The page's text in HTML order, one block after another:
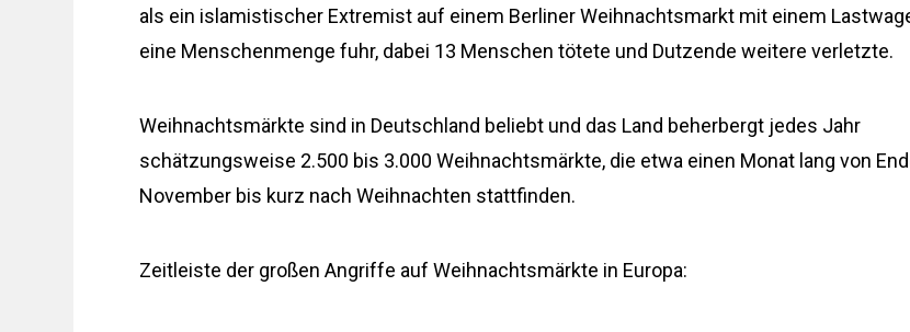
als ein islamistischer Extremist auf einem Berliner Weihnachtsmarkt mit einem
eine Menschenmenge fuhr, dabei 13 Menschen tötete und Dutzende weitere verletzte.
Weihnachtsmärkte sind in Deutschland beliebt und das Land beherbergt jedes Jahr
schätzungsweise 2.500 bis 3.000 Weihnachtsmärkte, die etwa einen Monat lang von
November bis kurz nach Weihnachten stattfinden.
Zeitleiste der großen Angriffe auf Weihnachtsmärkte in Europa: